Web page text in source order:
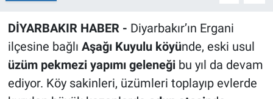
DİYARBAKIR HABER - Diyarbakır’ın Ergani
ilçesine bağlı Aşağı Kuyulu köyünde, eski usul
üzüm pekmezi yapımı geleneğibu yıl da devam
ediyor. Köy sakinleri, üzümleri toplayıp evlerde